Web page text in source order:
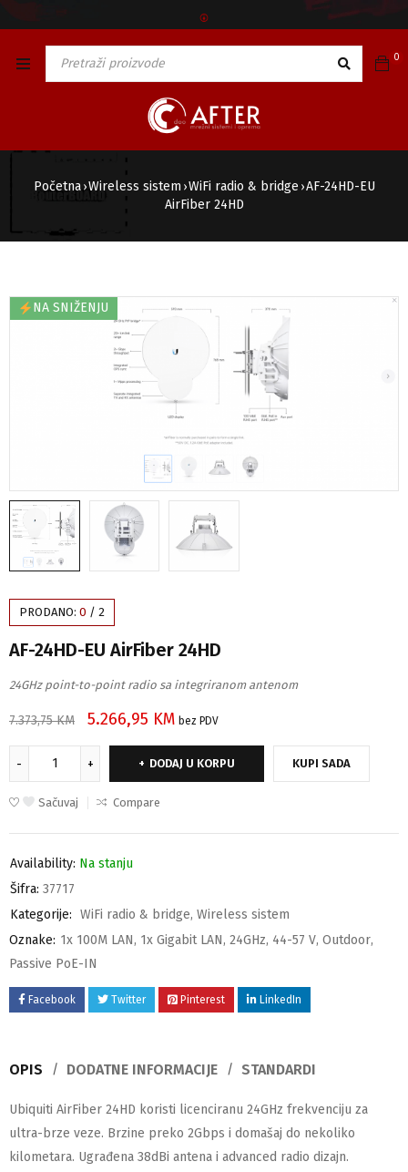
🅯
0
Početna ›Wireless sistem ›WiFi radio & bridge ›AF-24HD-EU
AirFiber 24HD
NA SNIŽENJU
PRODANO: 0 / 2
AF-24HD-EU AirFiber 24HD
24GHz point-to-point radio sa integriranom antenom
7.373,75KM 5.266,95 KM bez PDV
DODAJ U KORPU KUPI SADA
Sačuvaj Compare
Availability: Na stanju
Šifra: 37717
Kategorije: WiFi radio & bridge, Wireless sistem
Oznake: 1x 100M LAN, 1x Gigabit LAN, 24GHz, 44-57 V, Outdoor,
Passive PoE-IN
Facebook Twitter Pinterest LinkedIn
OPIS DODATNE INFORMACIJE STANDARDI
Ubiquiti AirFiber 24HD koristi licenciranu 24GHz frekvenciju za
ultra-brze veze. Brzine preko 2Gbps i domašaj do nekoliko
kilometara. Ugrađena 38dBi antena i advanced radio dizajn.